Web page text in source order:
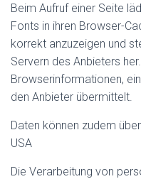
Beim Aufruf einer Seite
Fonts in ihren Browser-
korrekt anzuzeigen und
Servern des Anbieters
Browserinformationen,
den Anbieter übermittelt.
Daten können zudem
USA
Die Verarbeitung von